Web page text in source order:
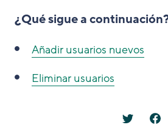
¿Qué sigue a
Añadir usuarios nuevos
Eliminar usuarios